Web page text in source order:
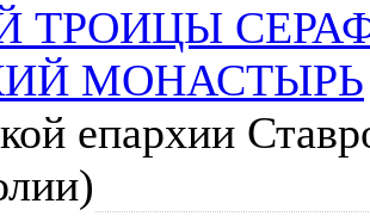
ТРОИЦЫ
МОНАСТЫРЬ
епархии